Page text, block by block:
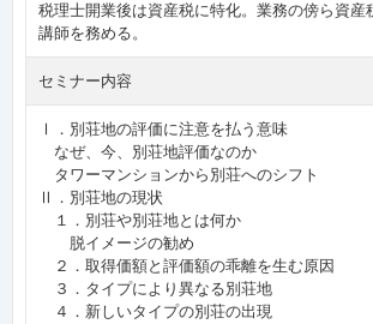
税理士開業後は資産税に特化。業務の傍ら資産
講師を務める。
セミナー内容
Ⅰ．別荘地の評価に注意を払う意味
なぜ、今、別荘地評価なのか
タワーマンションから別荘へのシフト
Ⅱ．別荘地の現状
１．別荘や別荘地とは何か
脱イメージの勧め
２．取得価額と評価額の乖離を生む原因
３．タイプにより異なる別荘地
４．新しいタイプの別荘の出現